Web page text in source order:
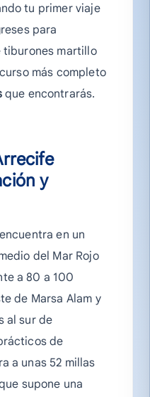
tu primer viaje
para
tiburones martillo
más completo
que encontrarás.
y
en un
del Mar Rojo
a 80 a 100
de Marsa Alam y
al sur de
de
a unas 52 millas
supone una